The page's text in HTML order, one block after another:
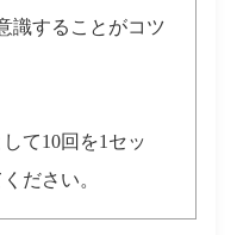
識することがコツ
て10回を1セッ
ださい。